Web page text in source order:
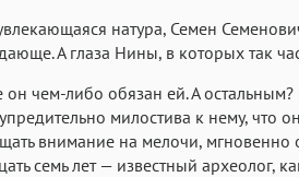
натура, Семен
А глаза Нины, в которых так
он чем-либо обязан ей. А остальным?
милостива к нему, что
внимание на мелочи, мгновенно
семь лет — известный археолог,